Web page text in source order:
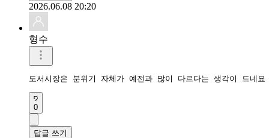
2026.06.08 20:20
형수
도서시장은 분위기 자체가 예전과 많이 다르다는 생각이 드네요
0
답글 쓰기